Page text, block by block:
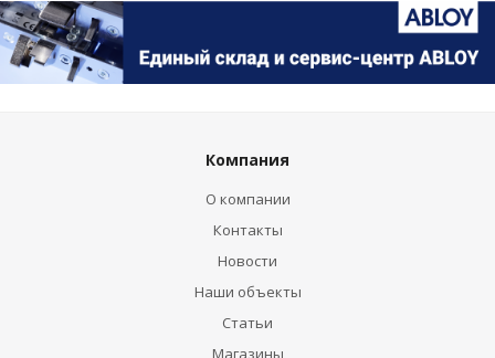
Компания
О компании
Контакты
Новости
Наши объекты
Статьи
Магазины